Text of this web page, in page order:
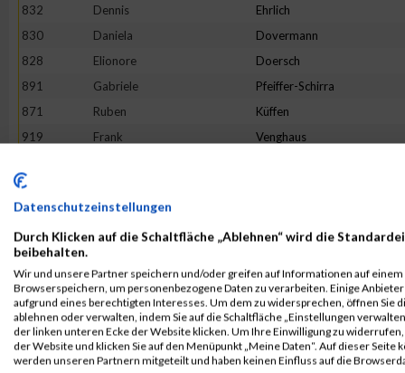
832
Dennis Ehrlich
830
Daniela Dovermann
828
Elionore Doersch
891
Gabriele Pfeiffer-Schirra
871
Ruben Küffen
919
Frank Venghaus
921
918
Josefine
855
Mathias Hermanns
848
Sebastian Gutschmidt
894
Mändy Präkels
865
Nicole Kodritzki
841
David Göser
Datenschutzeinstellungen
Durch Klicken auf die Schaltfläche „Ablehnen“ wird die
beibehalten.
Wir und unsere Partner speichern und/oder greifen auf Informationen auf einem
Browserspeichern, um personenbezogene Daten zu verarbeiten. Einige
aufgrund eines berechtigten Interesses. Um dem zu widersprechen, öffnen Sie
ablehnen oder verwalten, indem Sie auf die Schaltfläche „Einstellungen
der linken unteren Ecke der Website klicken. Um Ihre Einwilligung zu
der Website und klicken Sie auf den Menüpunkt „Meine Daten“. Auf dieser
werden unseren Partnern mitgeteilt und haben keinen Einfluss auf die